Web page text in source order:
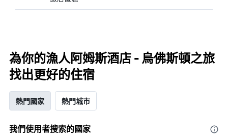
為你的漁人阿姆斯酒店 - 烏佛斯頓之旅
找出更好的住宿
熱門國家 熱門城市
我們使用者搜索的國家